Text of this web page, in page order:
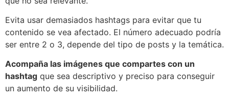
Evita usar demasiados hashtags para evitar que tu
contenido se vea afectado. El número adecuado podría
ser entre 2 o 3, depende del tipo de posts y la temática.
Acompaña las imágenes que compartes con un
hashtag que sea descriptivo y preciso para conseguir
un aumento de su visibilidad.